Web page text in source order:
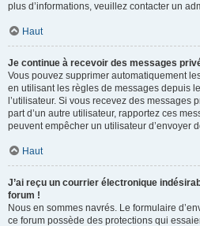
plus d’informations, veuillez contacter un
Haut
Je continue à recevoir des messages
Vous pouvez supprimer automatiquement
en utilisant les règles de messages depuis
l’utilisateur. Si vous recevez des messages
part d’un autre utilisateur, rapportez ces
peuvent empêcher un utilisateur d’envoyer
Haut
J’ai reçu un courrier électronique
forum !
Nous en sommes navrés. Le formulaire
ce forum possède des protections qui